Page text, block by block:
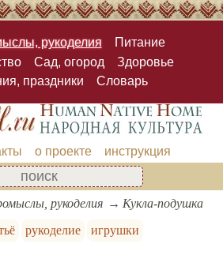
рукоделия
Питание
Сад, огород
Здоровье
праздники
Словарь
о проекте инструкция
рукоделия
Кукла-подушка
рукоделие игрушки